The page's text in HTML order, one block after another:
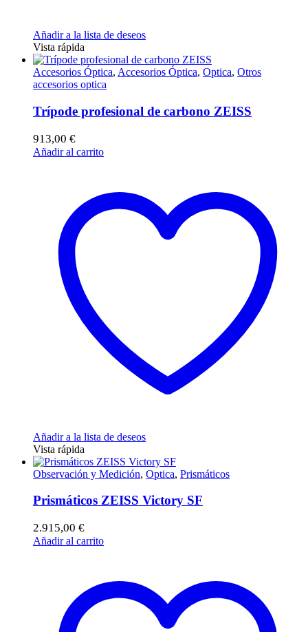
Añadir a la lista de deseos
Vista rápida
Accesorios Óptica, Accesorios Óptica, Optica, Otros
accesorios optica
Trípode profesional de carbono ZEISS
913,00 €
Añadir al carrito
Añadir a la lista de deseos
Vista rápida
Observación y Medición, Optica, Prismáticos
Prismáticos ZEISS Victory SF
2.915,00 €
Añadir al carrito